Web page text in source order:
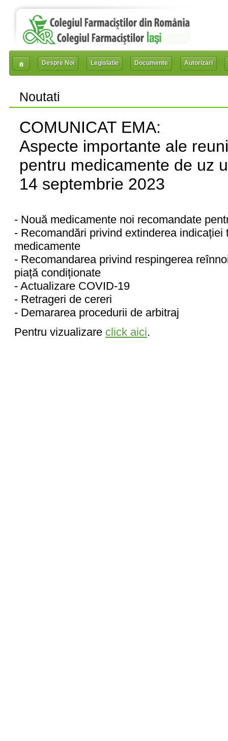
Despre Noi Legislatie Documente Autorizari
Noutati
COMUNICAT EMA:
Aspecte importante ale
pentru medicamente de uz
14 septembrie 2023
- Nouă medicamente noi recomandate
- Recomandări privind extinderea indicației
medicamente
- Recomandarea privind respingerea
piață condiționate
- Actualizare COVID-19
- Retrageri de cereri
- Demararea procedurii de arbitraj
Pentru vizualizare click aici.